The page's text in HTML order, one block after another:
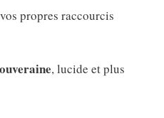
propres raccourcis
, lucide et plus